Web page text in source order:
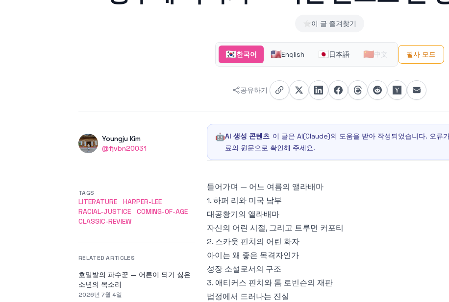
⭐이 글 즐겨찾기
🇰🇷한국어 🇺🇸English 🇯🇵日本語 🇨🇳中文 필사 모드
공유하기
AuthorsName
Youngju Kim
Twitter
@fjvbn20031
🤖AI 생성 콘텐츠 이 글은 AI(Claude)의 도움을 받아 작성되었습니다. 오류
료의 원문으로 확인해 주세요.
들어가며 — 어느 여름의 앨라배마
1. 하퍼 리와 미국 남부
대공황기의 앨라배마
자신의 어린 시절, 그리고 트루먼 커포티
2. 스카웃 핀치의 어린 화자
아이는 왜 좋은 목격자인가
성장 소설로서의 구조
3. 애티커스 핀치와 톰 로빈슨의 재판
법정에서 드러나는 진실
TAGS
LITERATURE
HARPER-LEE
RACIAL-JUSTICE
COMING-OF-AGE
CLASSIC-REVIEW
RELATED ARTICLES
호밀밭의 파수꾼 — 어른이 되기 싫은
소년의 목소리
2026년 7월 4일